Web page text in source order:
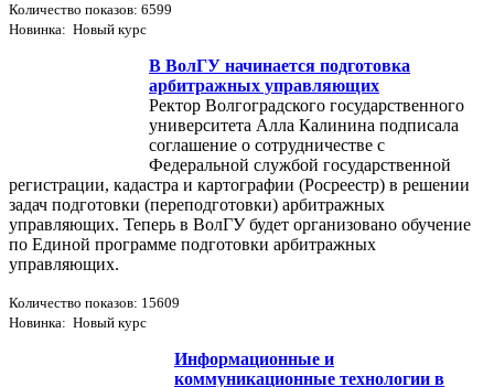
Количество показов: 6599
Новинка: Новый курс
В ВолГУ начинается подготовка
арбитражных управляющих
Ректор Волгоградского государственного
университета Алла Калинина подписала
соглашение о сотрудничестве с
Федеральной службой государственной
регистрации, кадастра и картографии (Росреестр) в решении
задач подготовки (переподготовки) арбитражных
управляющих. Теперь в ВолГУ будет организовано обучение
по Единой программе подготовки арбитражных
управляющих.
Количество показов: 15609
Новинка: Новый курс
Информационные и
коммуникационные технологии в